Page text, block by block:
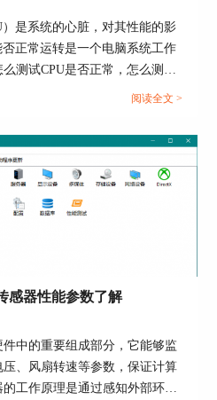
测试画面
自然就要轮到CPU了，
单，我们点击左侧菜单最
弹出的窗口中包含了多个
括CPU photoworxx（测试
们拿CPU queen的测试举
始”按钮，稍等一会就能测
测能力到底如何。而其他
是系统的心脏，对其性能的影
正常运转是一个电脑系统工作
测试CPU是否正常，怎么测试
阅读全文 >
感器性能参数了解
中的重要组成部分，它能够监
、风扇转速等参数，保证计算
工作原理是通过感知外部环境